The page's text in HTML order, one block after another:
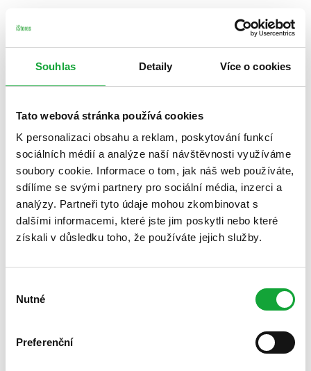
Souhlas Detaily Více o cookies
Tato webová stránka používá cookies
K personalizaci obsahu a reklam, poskytování funkcí
sociálních médií a analýze naší návštěvnosti využíváme
soubory cookie. Informace o tom, jak náš web používáte,
sdílíme se svými partnery pro sociální média, inzerci a
analýzy. Partneři tyto údaje mohou zkombinovat s
dalšími informacemi, které jste jim poskytli nebo které
získali v důsledku toho, že používáte jejich služby.
souhlasu
Nutné
Preferenční